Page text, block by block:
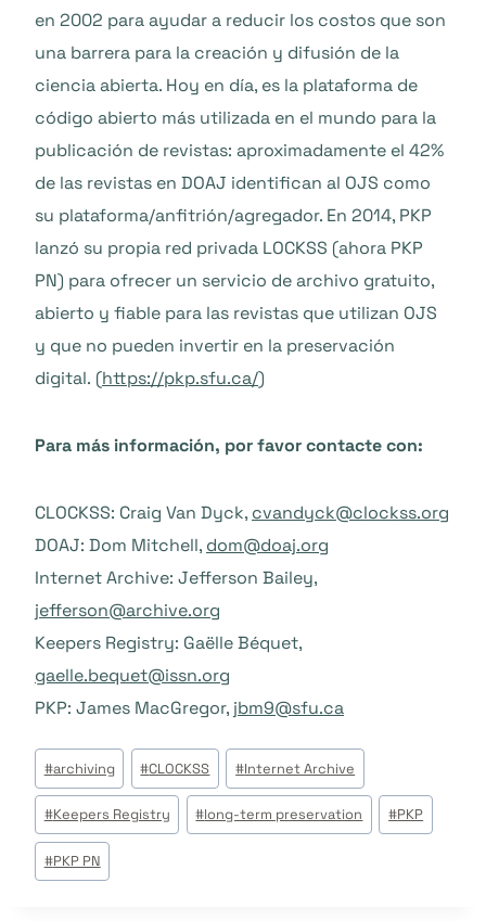
en 2002 para ayudar a reducir los costos que son
una barrera para la creación y difusión de la
ciencia abierta. Hoy en día, es la plataforma de
código abierto más utilizada en el mundo para la
publicación de revistas: aproximadamente el 42%
de las revistas en DOAJ identifican al OJS como
su plataforma/anfitrión/agregador. En 2014, PKP
lanzó su propia red privada LOCKSS (ahora PKP
PN) para ofrecer un servicio de archivo gratuito,
abierto y fiable para las revistas que utilizan OJS
y que no pueden invertir en la preservación
digital. (https://pkp.sfu.ca/)
Para más información, por favor contacte con:
CLOCKSS: Craig Van Dyck, cvandyck@clockss.org
DOAJ: Dom Mitchell, dom@doaj.org
Internet Archive: Jefferson Bailey,
jefferson@archive.org
Keepers Registry: Gaëlle Béquet,
gaelle.bequet@issn.org
PKP: James MacGregor, jbm9@sfu.ca
Beitrags
Tags:
#archiving #CLOCKSS #Internet Archive
#Keepers Registry #long-term preservation #PKP
#PKP PN